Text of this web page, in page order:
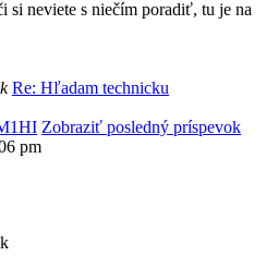
si neviete s niečím poradiť, tu je na
Re: Hľadam technicku
Zobraziť posledný príspevok
pm